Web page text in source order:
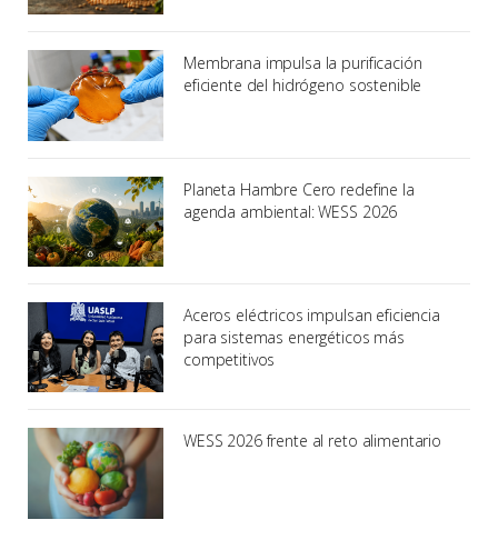
Membrana impulsa la purificación
eficiente del hidrógeno sostenible
Planeta Hambre Cero redefine la
agenda ambiental: WESS 2026
Aceros eléctricos impulsan eficiencia
para sistemas energéticos más
competitivos
WESS 2026 frente al reto alimentario